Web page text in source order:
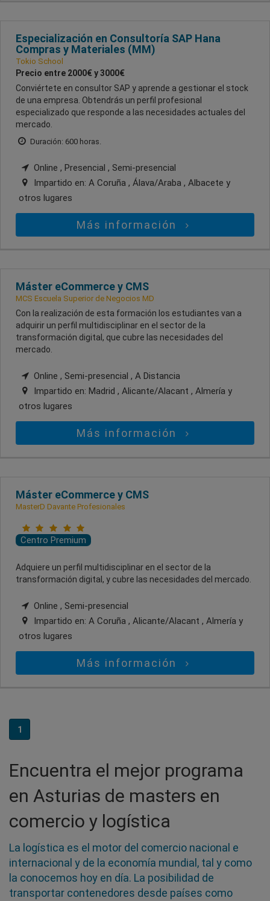
Especialización en Consultoría SAP Hana
Compras y Materiales (MM)
Tokio School
Precio entre 2000€ y 3000€
Conviértete en consultor SAP y aprende a gestionar el stock
de una empresa. Obtendrás un perfil profesional
especializado que responde a las necesidades actuales del
mercado.
Duración: 600 horas.
Online , Presencial , Semi-presencial
Impartido en: A Coruña , Álava/Araba , Albacete y
otros lugares
Más información
Máster eCommerce y CMS
MCS Escuela Superior de Negocios MD
Con la realización de esta formación los estudiantes van a
adquirir un perfil multidisciplinar en el sector de la
transformación digital, que cubre las necesidades del
mercado.
Online , Semi-presencial , A Distancia
Impartido en: Madrid , Alicante/Alacant , Almería y
otros lugares
Más información
Máster eCommerce y CMS
MasterD Davante Profesionales
Centro Premium
Adquiere un perfil multidisciplinar en el sector de la
transformación digital, y cubre las necesidades del mercado.
Online , Semi-presencial
Impartido en: A Coruña , Alicante/Alacant , Almería y
otros lugares
Más información
1
Encuentra el mejor programa
en Asturias de masters en
comercio y logística
La logística es el motor del comercio nacional e
internacional y de la economía mundial, tal y como
la conocemos hoy en día. La posibilidad de
transportar contenedores desde países como